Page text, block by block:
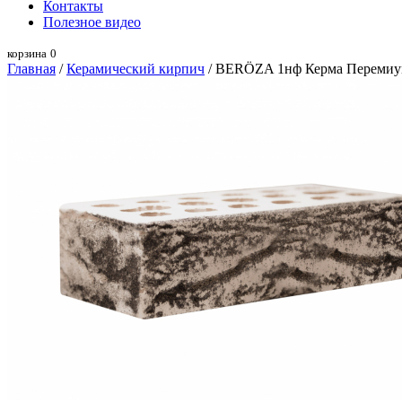
Контакты
Полезное видео
корзина 0
Главная /Керамический кирпич / BERÖZA 1нф Керма